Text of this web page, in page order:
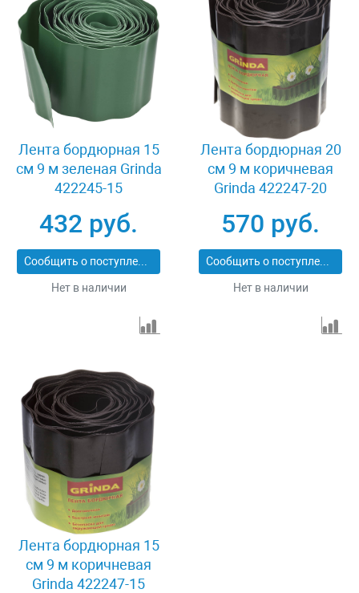
Лента бордюрная 15
см 9 м зеленая Grinda
422245-15
432 руб.
Сообщить о поступлении
Нет в наличии
Лента бордюрная 20
см 9 м коричневая
Grinda 422247-20
570 руб.
Сообщить о поступлении
Нет в наличии
Лента бордюрная 15
см 9 м коричневая
Grinda 422247-15